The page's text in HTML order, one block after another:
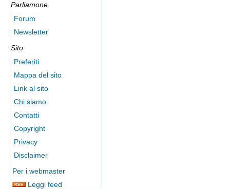
Parliamone
Forum
Newsletter
Sito
Preferiti
Mappa del sito
Link al sito
Chi siamo
Contatti
Copyright
Privacy
Disclaimer
Per i webmaster
Leggi feed